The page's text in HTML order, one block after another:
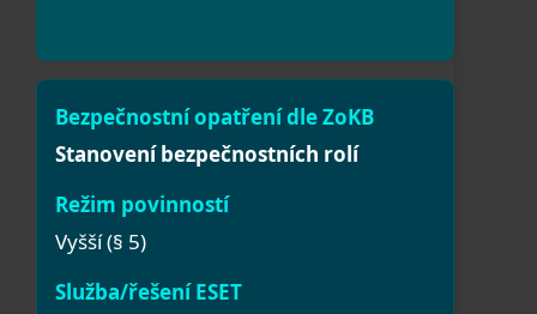
Stanovení bezpečnostních rolí
Vyšší (§ 5)